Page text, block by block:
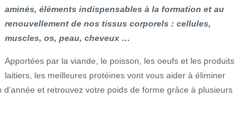
aminés, éléments indispensables à la formation et au
renouvellement de nos tissus corporels : cellules,
muscles, os, peau, cheveux …
Apportées par la viande, le poisson, les oeufs et les produits
laitiers, les meilleures protéines vont vous aider à éliminer
d’année et retrouvez votre poids de forme grâce à plusieurs